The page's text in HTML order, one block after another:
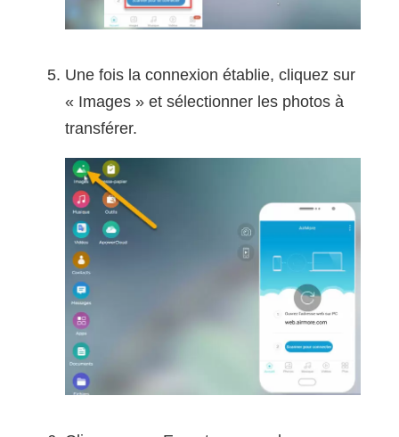
Une fois la connexion établie, cliquez sur
« Images » et sélectionner les photos à
transférer.